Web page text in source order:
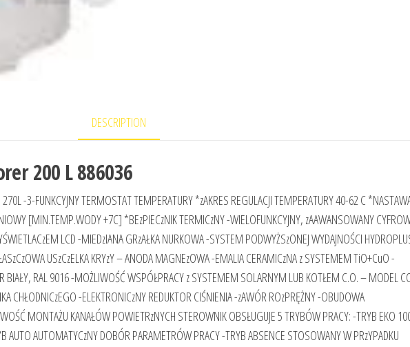
DESCRIPTION
200 L 886036
-3-FUNKCYJNY TERMOSTAT TEMPERATURY *zAKRES REGULACJI TEMPERATURY 40-62 C
[MIN.TEMP.WODY +7C] *BEzPIECzNIK TERMICzNY -WIELOFUNKCYJNY, zAAWANSOWANY
LCD -MIEDzIANA GRzAŁKA NURKOWA -SYSTEM PODWYŻSzONEJ WYDAJNOŚCI
USzCzELKA KRYzY – ANODA MAGNEzOWA -EMALIA CERAMICzNA z SYSTEMEM TiO+CuO -
BIAŁY, RAL 9016 -MOŻLIWOŚĆ WSPÓŁPRACY z SYSTEMEM SOLARNYM LUB KOTŁEM C.O. – MODEL
CHŁODNICzEGO -ELEKTRONICzNY REDUKTOR CIŚNIENIA -zAWÓR ROzPRĘŻNY -OBUDOWA
MONTAŻU KANAŁÓW POWIETRzNYCH STEROWNIK OBSŁUGUJE 5 TRYBÓW PRACY: -TRYB EKO
AUTO AUTOMATYCzNY DOBÓR PARAMETRÓW PRACY -TRYB ABSENCE STOSOWANY W PRzYPADKU